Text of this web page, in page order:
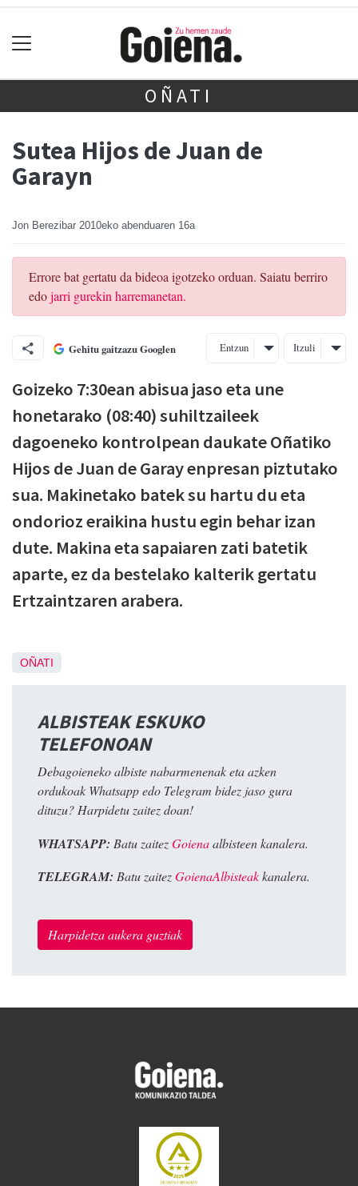
OÑATI
Sutea Hijos de Juan de
Garayn
Jon Berezibar 2010eko abenduaren 16a
Errore bat gertatu da bideoa igotzeko orduan. Saiatu berriro
edojarri gurekin harremanetan.
Gehitu gaitzazu Googlen Entzun Itzuli
Goizeko 7:30ean abisua jaso eta une
honetarako (08:40) suhiltzaileek
dagoeneko kontrolpean daukate Oñatiko
Hijos de Juan de Garay enpresan piztutako
sua. Makinetako batek su hartu du eta
ondorioz eraikina hustu egin behar izan
dute. Makina eta sapaiaren zati batetik
aparte, ez da bestelako kalterik gertatu
Ertzaintzaren arabera.
OÑATI
ALBISTEAK ESKUKO
TELEFONOAN
Debagoieneko albiste nabarmenenak eta azken
ordukoak Whatsapp edo Telegram bidez jaso gura
dituzu? Harpidetu zaitez doan!
WHATSAPP: Batu zaitezGoienaalbisteen kanalera.
TELEGRAM: Batu zaitezGoienaAlbisteakkanalera.
Harpidetza aukera guztiak